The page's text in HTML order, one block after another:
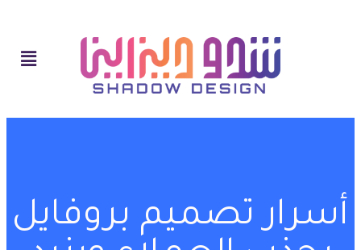
أسرار تصميم بروفايل